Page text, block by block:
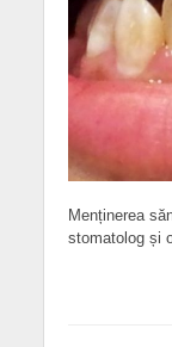
Menținerea
stomatolog și